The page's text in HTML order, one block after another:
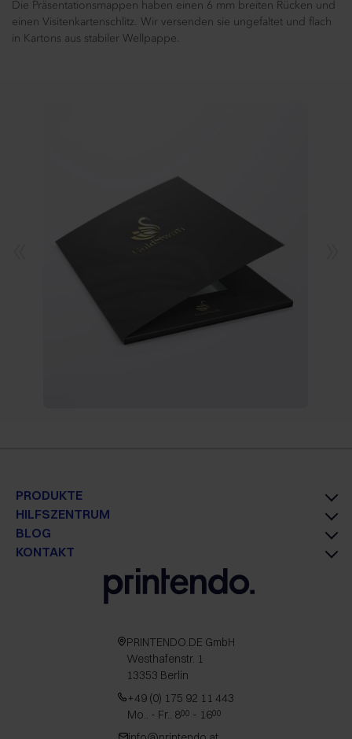
Die Präsentationsmappen haben einen 6 mm breiten Rücken und
einen Visitenkartenschlitz. Wir versenden sie ungefaltet und flach
in Kartons aus stabiler Wellpappe.
PRODUKTE
HILFSZENTRUM
BLOG
KONTAKT
PRINTENDO.DE GmbH
Westhafenstr. 1
13353 Berlin
+49 (0) 175 92 11 443
Mo.. - Fr.. 800 - 1600